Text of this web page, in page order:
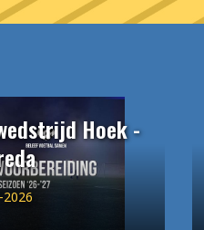
Hoek -
2026